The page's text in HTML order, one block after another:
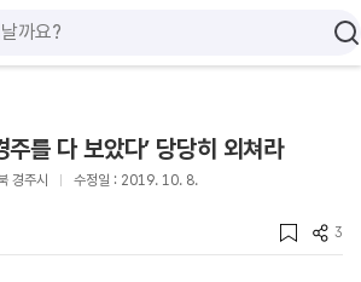
주를 다 보았다’ 당당히 외쳐라
경주시 수정일 : 2019. 10. 8.
3